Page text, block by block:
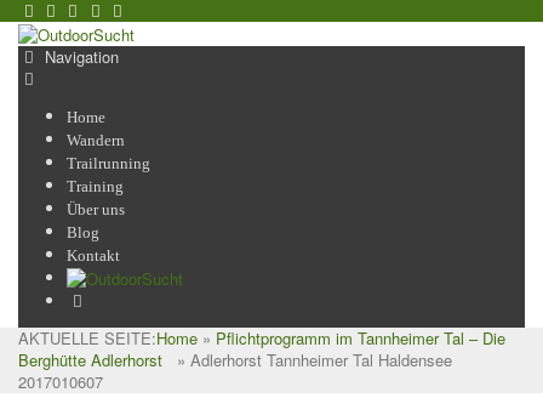
Navigation
Home
Wandern
Trailrunning
Training
Über uns
Blog
Kontakt
AKTUELLE SEITE:Home » Pflichtprogramm im Tannheimer Tal – Die
Berghütte Adlerhorst
» Adlerhorst Tannheimer Tal Haldensee
2017010607